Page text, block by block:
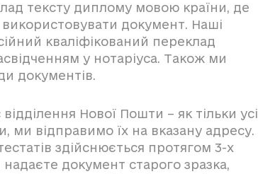
тексту диплому мовою країни, де
документ. Наші
кваліфікований переклад
у нотаріуса. Також ми
документів.
Нової Пошти – як тільки усі
ми відправимо їх на вказану адресу.
здійснюється протягом 3-х
документ старого зразка,